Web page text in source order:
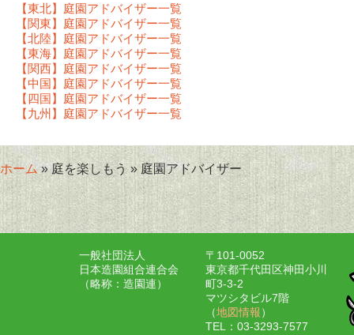
【東北】庭園アドバイザー一覧
【関東】庭園アドバイザー一覧
【北陸】庭園アドバイザー一覧
【東海】庭園アドバイザー一覧
【関西】庭園アドバイザー一覧
【中国】庭園アドバイザー一覧
【四国】庭園アドバイザー一覧
【九州】庭園アドバイザー一覧
ホーム» 庭を楽しもう » 庭園アドバイザー
一般社団法人
日本造園組合連合会
（略称：造園連）
〒101-0052
東京都千代田区神田小川
町3-3-2
マツシタビル7階
（地図情報）
TEL：03-3293-7577